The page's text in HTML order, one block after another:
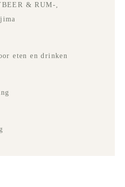
& RUM-,
eten en drinken